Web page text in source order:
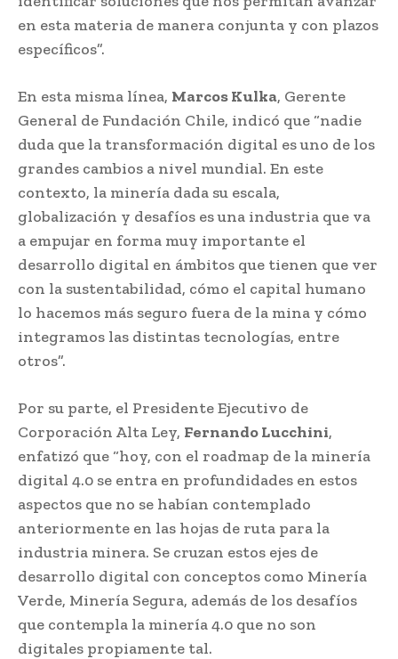
en esta materia de manera conjunta y con plazos
específicos”.
En esta misma línea, Marcos Kulka, Gerente
General de Fundación Chile, indicó que “nadie
duda que la transformación digital es uno de los
grandes cambios a nivel mundial. En este
contexto, la minería dada su escala,
globalización y desafíos es una industria que va
a empujar en forma muy importante el
desarrollo digital en ámbitos que tienen que ver
con la sustentabilidad, cómo el capital humano
lo hacemos más seguro fuera de la mina y cómo
integramos las distintas tecnologías, entre
otros”.
Por su parte, el Presidente Ejecutivo de
Corporación Alta Ley, Fernando Lucchini,
enfatizó que “hoy, con el roadmap de la minería
digital 4.0 se entra en profundidades en estos
aspectos que no se habían contemplado
anteriormente en las hojas de ruta para la
industria minera. Se cruzan estos ejes de
desarrollo digital con conceptos como Minería
Verde, Minería Segura, además de los desafíos
que contempla la minería 4.0 que no son
digitales propiamente tal.